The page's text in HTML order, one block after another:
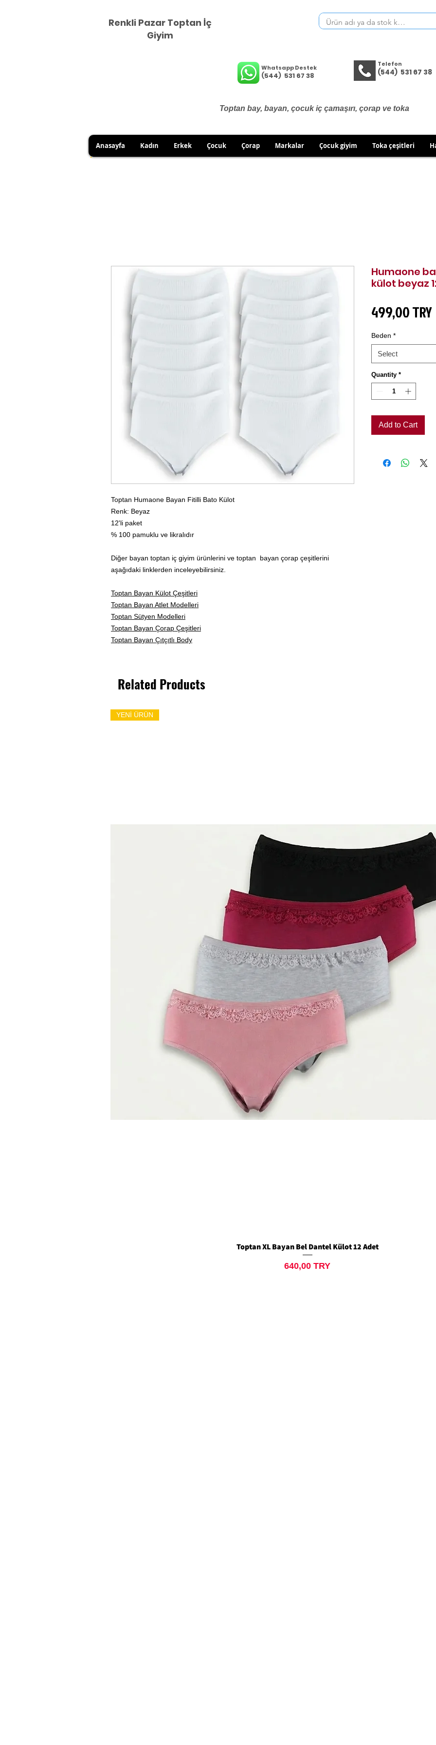
Renkli Pazar Toptan İç
Giyim
Whatsapp Destek
(544) 531 67 38
Telefon
(544) 531 67 38
Toptan bay, bayan, çocuk iç çamaşırı, çorap ve toka
Anasayfa Kadın Erkek Çocuk Çorap Markalar Çocuk giyim Toka çeşitleri
Toptan Humaone Bayan Fitilli Bato Külot
Renk: Beyaz
12'li paket
% 100 pamuklu ve likralıdır
Diğer bayan toptan iç giyim ürünlerini ve toptan bayan çorap çeşitlerini
aşağıdaki linklerden inceleyebilirsiniz.
Toptan Bayan Külot Çeşitleri
Toptan Bayan Atlet Modelleri
Toptan Sütyen Modelleri
Toptan Bayan Çorap Çeşitleri
Toptan Bayan Çıtçıtlı Body
Humaone
külot beyaz
499,00 TRY
Beden *
Select
Quantity *
Add to Cart
Related Products
Quick View
YENİ ÜRÜN
Toptan XL Bayan Bel Dantel Külot 12 Adet
Price
640,00 TRY